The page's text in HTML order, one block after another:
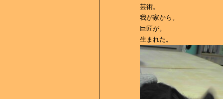
芸術。
我が家から。
巨匠が。
生まれた。